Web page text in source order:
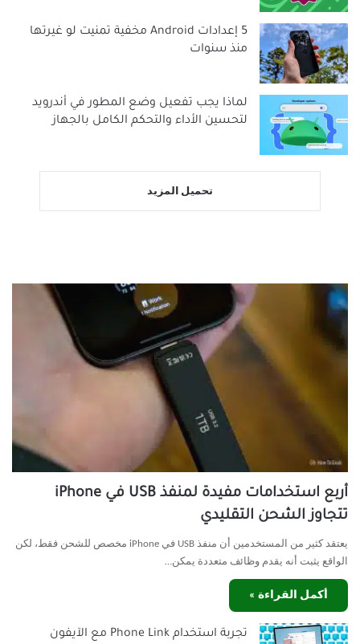
5 إعدادات Android مخفية تمنيت لو غيرتها
منذ سنوات
لماذا يجب تفعيل وضع المطور في أندرويد
لتحسين الأداء والتحكم الكامل بالجهاز
تحميل المزيد
أربع استخدامات مفيدة لمنفذ USB في iPhone
تتجاوز الشحن التقليدي
يعتقد كثير من المستخدمين أن منفذ USB في iPhone مخصص للشحن فقط، لكن
الواقع يثبت أنه يقدم وظائف متعددة يمكن…
أكمل القراءة »
تجربة استخدام Phone Link مع الآيفون